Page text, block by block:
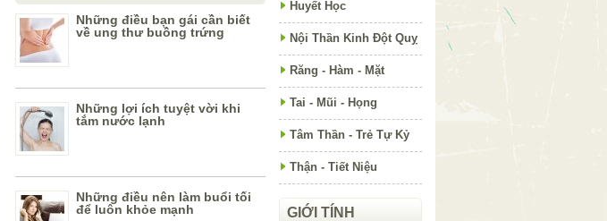
Những điều bạn gái cần biết
về ung thư buồng trứng
Những lợi ích tuyệt vời khi
tắm nước lạnh
Những điều nên làm buổi tối
để luôn khỏe mạnh
Huyết Học
Nội Thần Kinh Đột Quỵ
Răng - Hàm - Mặt
Tai - Mũi - Họng
Tâm Thần - Trẻ Tự Kỷ
Thận - Tiết Niệu
GIỚI TÍNH